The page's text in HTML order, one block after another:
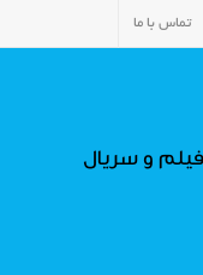
تماس با ما
فیلم و سریال